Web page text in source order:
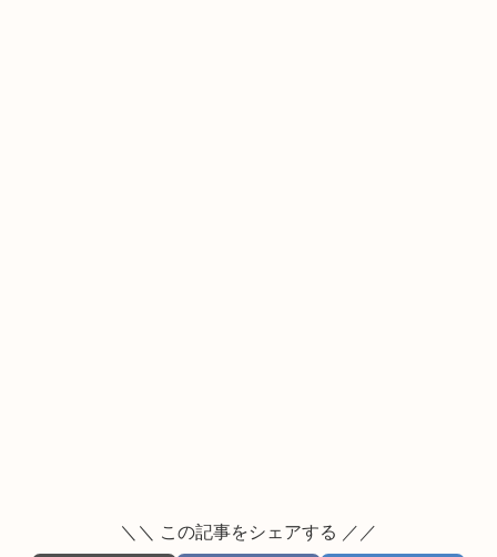
＼＼ この記事をシェアする ／／